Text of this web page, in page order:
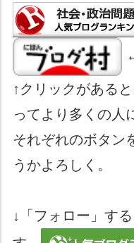
↑クリックがある
ってより多くの人
それぞれのボタン
うかよろしく。
↓「フォロー」す